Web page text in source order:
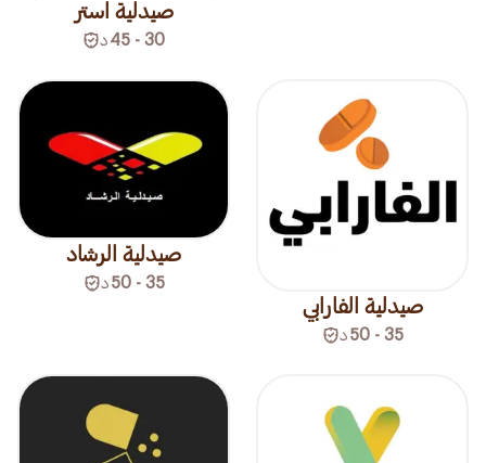
صيدلية استر
30 - 45 د
صيدلية الفارابي
35 - 50 د
صيدلية الرشاد
35 - 50 د